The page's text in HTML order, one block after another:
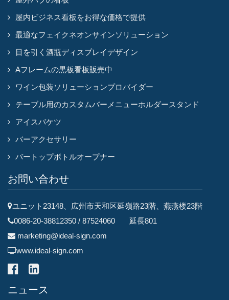
屋内ビジネス看板をお得な価格で提供
最適なフェイクネオンサインソリューション
目を引く酒瓶ディスプレイデザイン
Aフレームの黒板看板販売中
ワイン包装ソリューションプロバイダー
テーブル用のカスタムバーメニューホルダースタンド
アイスバケツ
バーアクセサリー
バートップボトルオープナー
お問い合わせ
ユニット23148、広州市天和区延嶺路23階、燕燕楼23階
0086-20-38812350 / 87524060 延長801
marketing@ideal-sign.com
www.ideal-sign.com
ニュース